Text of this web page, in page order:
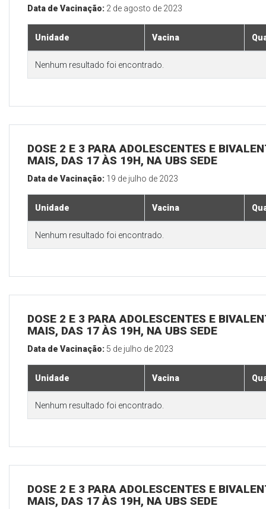
Data de Vacinação: 2 de agosto de 2023
Unidade Vacina
Nenhum resultado foi encontrado.
DOSE 2 E 3 PARA ADOLESCENTES E
MAIS, DAS 17 ÀS 19H, NA UBS SEDE
Data de Vacinação: 19 de julho de 2023
Unidade Vacina
Nenhum resultado foi encontrado.
DOSE 2 E 3 PARA ADOLESCENTES E
MAIS, DAS 17 ÀS 19H, NA UBS SEDE
Data de Vacinação: 5 de julho de 2023
Unidade Vacina
Nenhum resultado foi encontrado.
DOSE 2 E 3 PARA ADOLESCENTES E
MAIS, DAS 17 ÀS 19H, NA UBS SEDE